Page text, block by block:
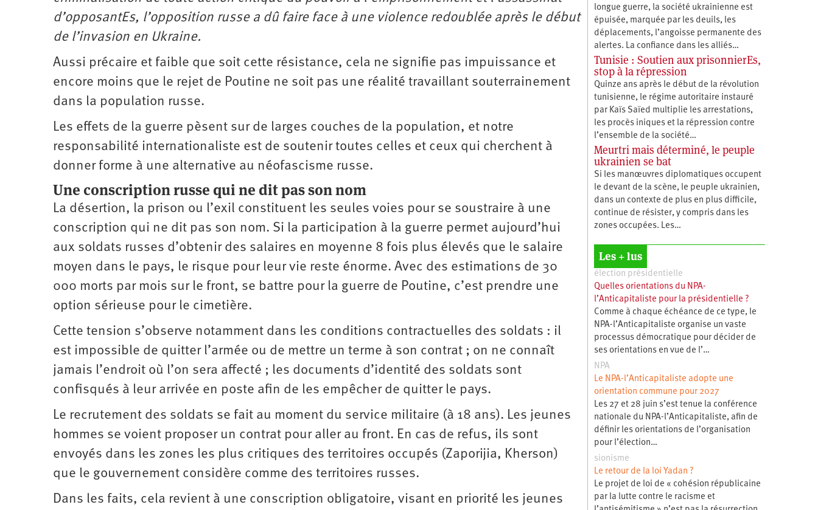
d’opposantEs, l’opposition russe a dû faire face à une violence redoublée après le début
de l’invasion en Ukraine.
Aussi précaire et faible que soit cette résistance, cela ne signifie pas impuissance et
encore moins que le rejet de Poutine ne soit pas une réalité travaillant souterrainement
dans la population russe.
Les effets de la guerre pèsent sur de larges couches de la population, et notre
responsabilité internationaliste est de soutenir toutes celles et ceux qui cherchent à
donner forme à une alternative au néofascisme russe.
Une conscription russe qui ne dit pas son nom
La désertion, la prison ou l’exil constituent les seules voies pour se soustraire à une
conscription qui ne dit pas son nom. Si la participation à la guerre permet aujourd’hui
aux soldats russes d’obtenir des salaires en moyenne 8 fois plus élevés que le salaire
moyen dans le pays, le risque pour leur vie reste énorme. Avec des estimations de 30
000 morts par mois sur le front, se battre pour la guerre de Poutine, c’est prendre une
option sérieuse pour le cimetière.
Cette tension s’observe notamment dans les conditions contractuelles des soldats : il
est impossible de quitter l’armée ou de mettre un terme à son contrat ; on ne connaît
jamais l’endroit où l’on sera affecté ; les documents d’identité des soldats sont
confisqués à leur arrivée en poste afin de les empêcher de quitter le pays.
Le recrutement des soldats se fait au moment du service militaire (à 18 ans). Les jeunes
hommes se voient proposer un contrat pour aller au front. En cas de refus, ils sont
envoyés dans les zones les plus critiques des territoires occupés (Zaporijia, Kherson)
que le gouvernement considère comme des territoires russes.
Dans les faits, cela revient à une conscription obligatoire, visant en priorité les jeunes
longue guerre, la société ukrainienne est
épuisée, marquée par les deuils, les
déplacements, l’angoisse permanente des
alertes. La confiance dans les alliés…
Tunisie : Soutien aux prisonnierEs,
stop à la répression
Quinze ans après le début de la révolution
tunisienne, le régime autoritaire instauré
par Kaïs Saïed multiplie les arrestations,
les procès iniques et la répression contre
l’ensemble de la société…
Meurtri mais déterminé, le peuple
ukrainien se bat
Si les manœuvres diplomatiques occupent
le devant de la scène, le peuple ukrainien,
dans un contexte de plus en plus difficile,
continue de résister, y compris dans les
zones occupées. Les…
Les + lus
élection présidentielle
Quelles orientations du NPA-
l’Anticapitaliste pour la présidentielle ?
Comme à chaque échéance de ce type, le
NPA-l’Anticapitaliste organise un vaste
processus démocratique pour décider de
ses orientations en vue de l’…
NPA
Le NPA-l’Anticapitaliste adopte une
orientation commune pour 2027
Les 27 et 28 juin s’est tenue la conférence
nationale du NPA-l’Anticapitaliste, afin de
définir les orientations de l’organisation
pour l’élection…
sionisme
Le retour de la loi Yadan ?
Le projet de loi de « cohésion républicaine
par la lutte contre le racisme et